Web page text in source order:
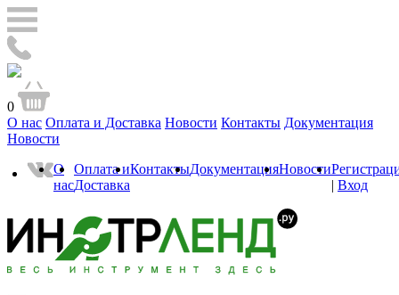
0
О нас Оплата и Доставка Новости Контакты Документация
Новости
О
нас
Оплата и
Доставка
КонтактыДокументацияНовости
| Вход